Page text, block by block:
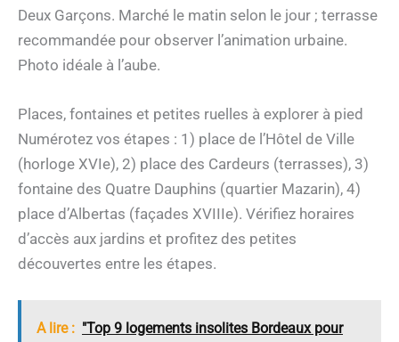
Deux Garçons. Marché le matin selon le jour ; terrasse
recommandée pour observer l’animation urbaine.
Photo idéale à l’aube.
Places, fontaines et petites ruelles à explorer à pied
Numérotez vos étapes : 1) place de l’Hôtel de Ville
(horloge XVIe), 2) place des Cardeurs (terrasses), 3)
fontaine des Quatre Dauphins (quartier Mazarin), 4)
place d’Albertas (façades XVIIIe). Vérifiez horaires
d’accès aux jardins et profitez des petites
découvertes entre les étapes.
A lire : "Top 9 logements insolites Bordeaux pour